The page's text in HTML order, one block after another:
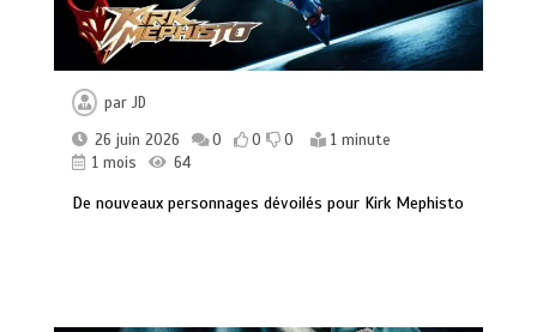
parJD
26 juin 2026
0 0 0
1 minute
1 mois
64
De nouveaux personnages dévoilés pour Kirk Mephisto